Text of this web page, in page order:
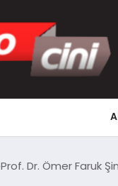
Prof. Dr. Ömer Faruk